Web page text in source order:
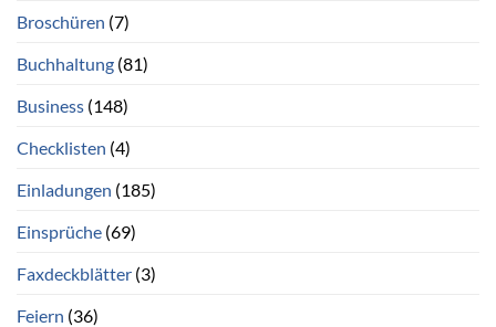
Broschüren (7)
Buchhaltung (81)
Business (148)
Checklisten (4)
Einladungen (185)
Einsprüche (69)
Faxdeckblätter (3)
Feiern (36)